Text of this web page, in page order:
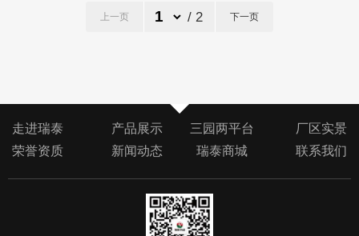
上一页 / 2 下一页
走进瑞泰 产品展示 三园两平台
厂区实景
荣誉资质
新闻动态 瑞泰商城 联系我们